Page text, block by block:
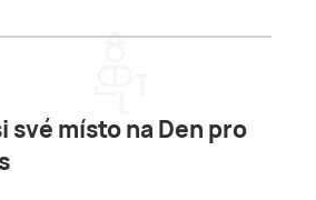
své místo na Den pro